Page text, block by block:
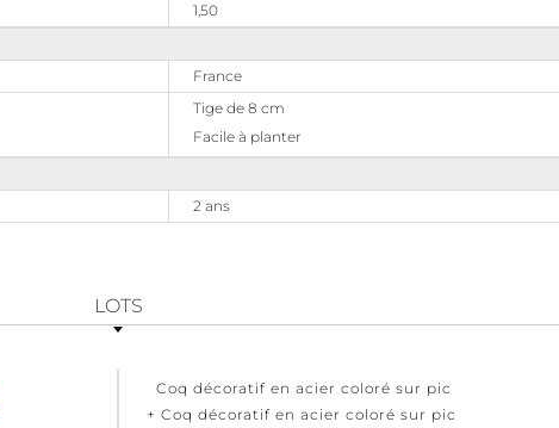
1,50
France
Tige de 8 cm
Facile à planter
2 ans
LOTS
Coq décoratif en acier coloré sur pic
+ Coq décoratif en acier coloré sur pic